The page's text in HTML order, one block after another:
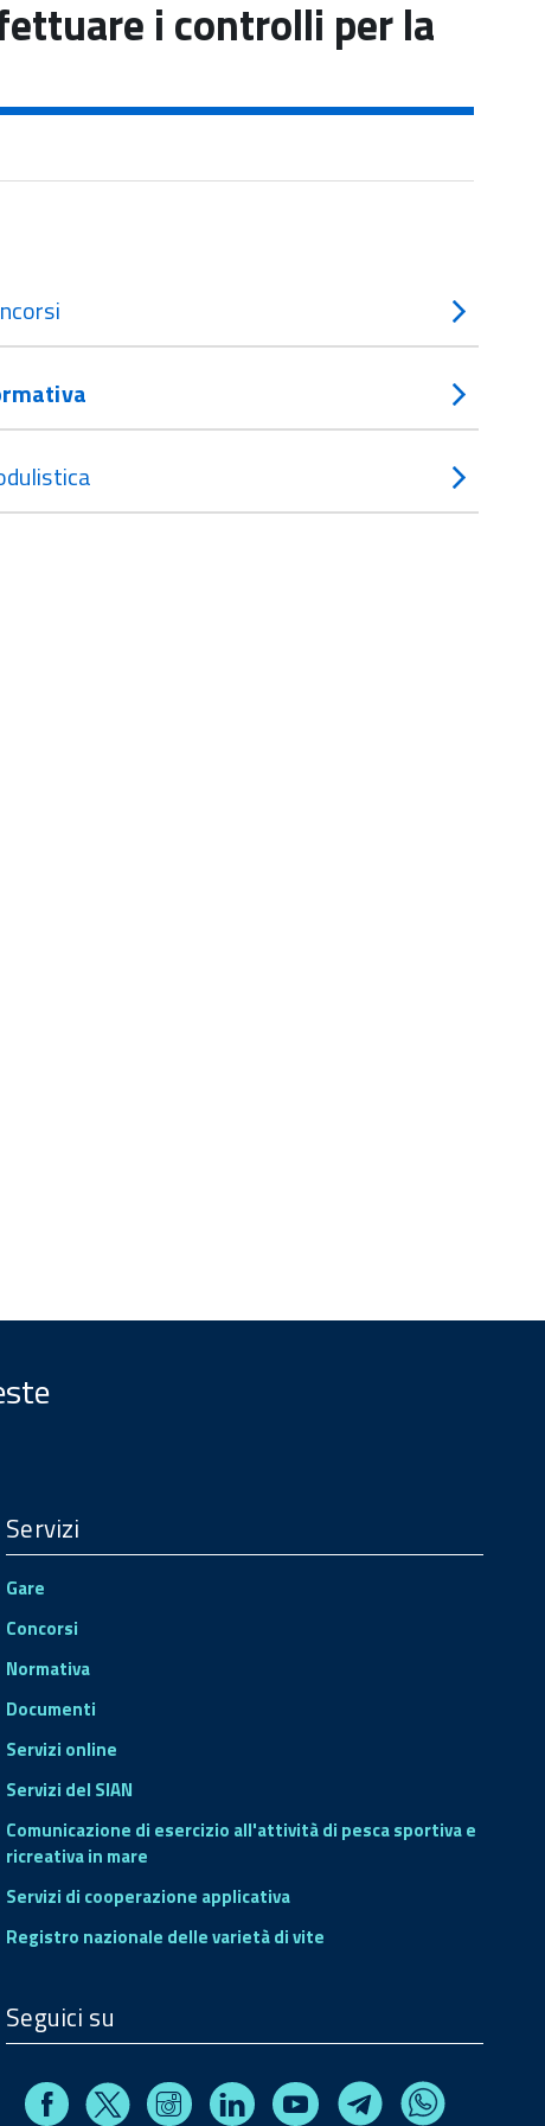
i controlli per la
Servizi
Gare
Concorsi
Normativa
Documenti
Servizi online
Servizi del SIAN
Comunicazione di esercizio all'attività di pesca sportiva e
ricreativa in mare
Servizi di cooperazione applicativa
Registro nazionale delle varietà di vite
Seguici su
Facebook
X InstagramLinkedinYoutube TelegramWhatsapp